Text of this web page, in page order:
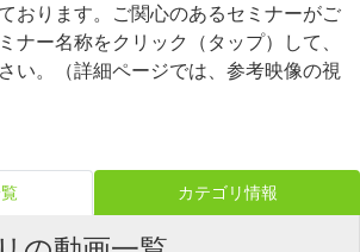
おります。ご関心のあるセミナーがご
ナー名称をクリック（タップ）して、
い。（詳細ページでは、参考映像の視
カテゴリ情報